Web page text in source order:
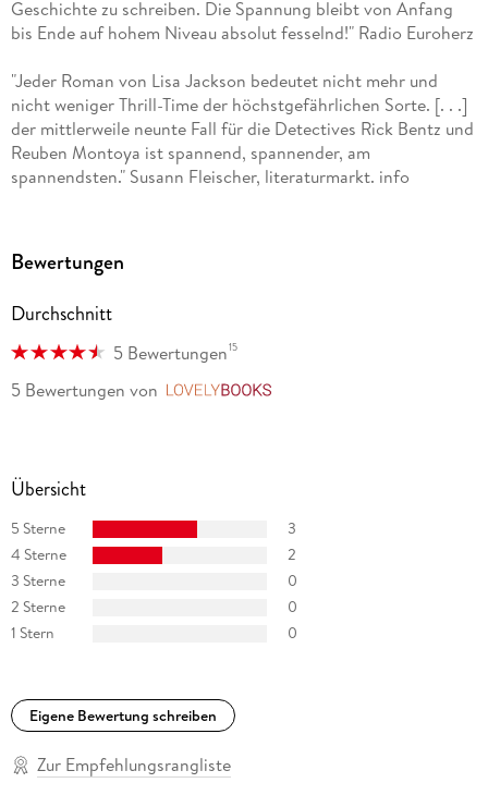
Bücher gemeinsam verfasst, darunter
Thriller
Greed - Tödliche Gierund
Diabolic - Fatales Vergehen. Ihre weltweite Gesamtauflage
Hunden lebt Lisa Jackson im Pazifischen Nordwesten der
USA. Mehr Infos finden Leser*innen online auf lisajackson.
Geschichte zu schreiben. Die Spannung bleibt von Anfang
bis Ende auf hohem Niveau absolut fesselnd!" Radio Euroherz
"Jeder Roman von Lisa Jackson bedeutet nicht mehr und
nicht weniger Thrill-Time der höchstgefährlichen Sorte. [. . .]
der mittlerweile neunte Fall für die Detectives Rick Bentz und
Reuben Montoya ist spannend, spannender, am
spannendsten." Susann Fleischer, literaturmarkt. info
Thriller sehr empfehlenswert. Er macht Spaß und liest sich
schnell." Detlef Knut, Der Krimi und mehr Blog (Blog)
Bewertungen
Durchschnitt
5 Bewertungen15
5 Bewertungen von
Übersicht
5 Sterne
3
4 Sterne
2
3 Sterne
0
2 Sterne
0
1 Stern
0
Eigene Bewertung schreiben
Zur Empfehlungsrangliste